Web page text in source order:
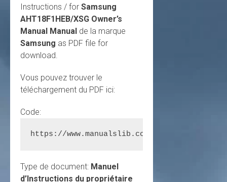
Instructions / for Samsung
AHT18F1HEB/XSG Owner’s
Manual Manual de la marque
Samsung as PDF file for
download.
Vous pouvez trouver le
téléchargement du PDF ici:
Code:
https://www.manualslib.com/manual/425629/
Type de document: Manuel
d’Instructions du propriétaire